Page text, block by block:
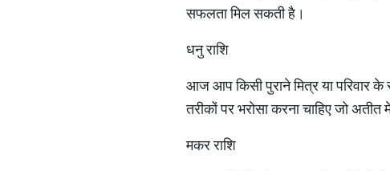
सफलता मिल सकती है।
धनु राशि
आज आप किसी पुराने मित्र या परिवार
तरीकों पर भरोसा करना चाहिए जो
मकर राशि